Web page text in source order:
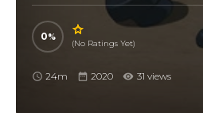
0
(No Ratings Yet)
24m 2020 31 views